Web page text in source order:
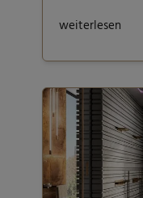
weiterlesen